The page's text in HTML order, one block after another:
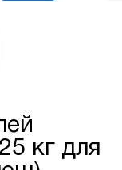
кг для